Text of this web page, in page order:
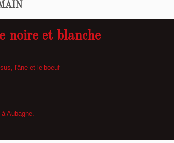
noire et blanche
l'âne et le boeuf
Aubagne.